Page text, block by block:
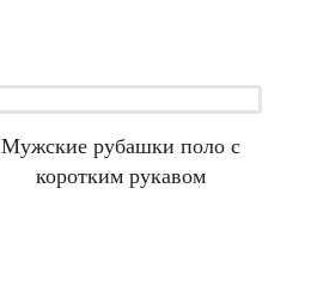
Мужские рубашки поло с
коротким рукавом